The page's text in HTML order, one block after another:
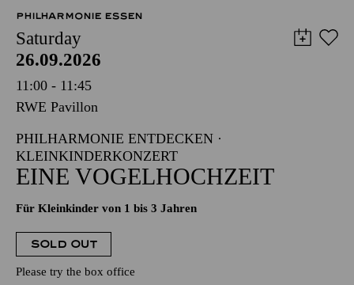
PHILHARMONIE ESSEN
Saturday
26.09.2026
11:00 - 11:45
RWE Pavillon
PHILHARMONIE ENTDECKEN ·
KLEINKINDERKONZERT
EINE VOGELHOCHZEIT
Für Kleinkinder von 1 bis 3 Jahren
SOLD OUT
Please try the box office